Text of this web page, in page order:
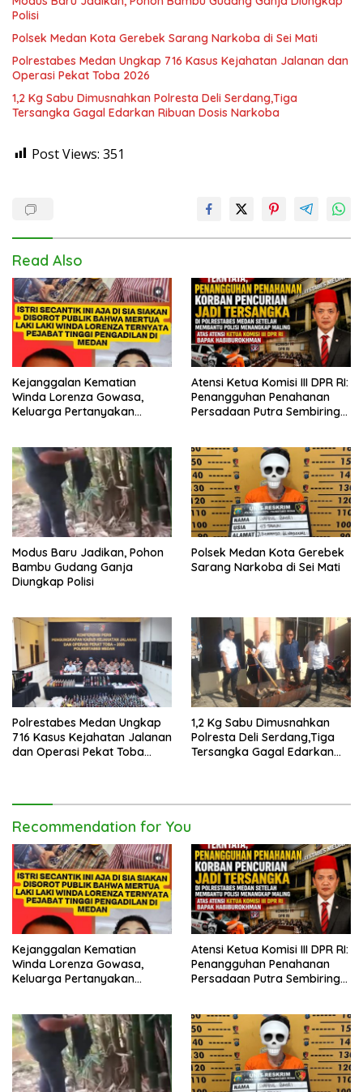
Polisi
Polsek Medan Kota Gerebek Sarang Narkoba di Sei Mati
Polrestabes Medan Ungkap 716 Kasus Kejahatan Jalanan dan
Operasi Pekat Toba 2026
1,2 Kg Sabu Dimusnahkan Polresta Deli Serdang,Tiga
Tersangka Gagal Edarkan Ribuan Dosis Narkoba
Post Views: 351
Read Also
Kejanggalan Kematian
Winda Lorenza Gowasa,
Keluarga Pertanyakan
Atensi Ketua Komisi III DPR RI:
Penangguhan Penahanan
Persadaan Putra Sembiring
Modus Baru Jadikan, Pohon
Bambu Gudang Ganja
Diungkap Polisi
Polsek Medan Kota Gerebek
Sarang Narkoba di Sei Mati
Polrestabes Medan Ungkap
716 Kasus Kejahatan Jalanan
dan Operasi Pekat Toba
1,2 Kg Sabu Dimusnahkan
Polresta Deli Serdang,Tiga
Tersangka Gagal Edarkan
Recommendation for You
Kejanggalan Kematian
Winda Lorenza Gowasa,
Keluarga Pertanyakan
Atensi Ketua Komisi III DPR RI:
Penangguhan Penahanan
Persadaan Putra Sembiring